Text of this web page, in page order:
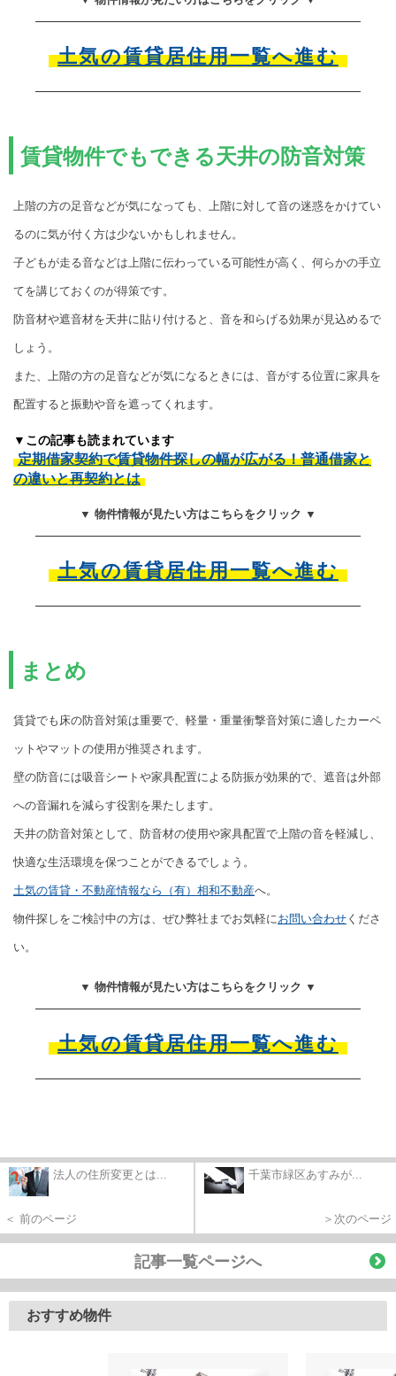
土気の賃貸居住用一覧へ進む
賃貸物件でもできる天井の防音対策
上階の方の足音などが気になっても、上階に対して音の迷惑をかけてい
るのに気が付く方は少ないかもしれません。
子どもが走る音などは上階に伝わっている可能性が高く、何らかの手立
てを講じておくのが得策です。
防音材や遮音材を天井に貼り付けると、音を和らげる効果が見込めるで
しょう。
また、上階の方の足音などが気になるときには、音がする位置に家具を
配置すると振動や音を遮ってくれます。
▼この記事も読まれています
定期借家契約で賃貸物件探しの幅が広がる！普通借家と
の違いと再契約とは
▼ 物件情報が見たい方はこちらをクリック ▼
土気の賃貸居住用一覧へ進む
まとめ
賃貸でも床の防音対策は重要で、軽量・重量衝撃音対策に適したカーペ
ットやマットの使用が推奨されます。
壁の防音には吸音シートや家具配置による防振が効果的で、遮音は外部
への音漏れを減らす役割を果たします。
天井の防音対策として、防音材の使用や家具配置で上階の音を軽減し、
快適な生活環境を保つことができるでしょう。
土気の賃貸・不動産情報なら（有）相和不動産へ。
物件探しをご検討中の方は、ぜひ弊社までお気軽にお問い合わせ くださ
い。
▼ 物件情報が見たい方はこちらをクリック ▼
土気の賃貸居住用一覧へ進む
法人の住所変更とは...
＜ 前のページ
千葉市緑区あすみが...
＞次のページ
記事一覧ページへ
おすすめ物件